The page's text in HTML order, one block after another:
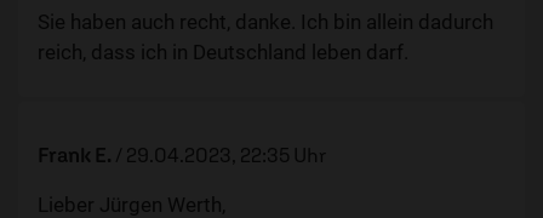
Sie haben auch recht, danke. Ich bin allein dadurch
reich, dass ich in Deutschland leben darf.
Frank E. / 29.04.2023, 22:35 Uhr
Lieber Jürgen Werth,